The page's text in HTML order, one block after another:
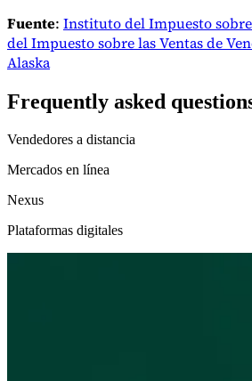
Fuente: Instituto del Impuesto sobre
del Impuesto sobre las Ventas de
Alaska
Frequently asked
Vendedores a distancia
Mercados en línea
Nexus
Plataformas digitales